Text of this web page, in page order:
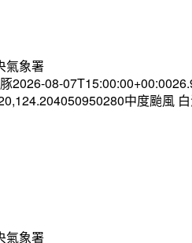
氣象署
2026-08-
中度颱風
氣象署